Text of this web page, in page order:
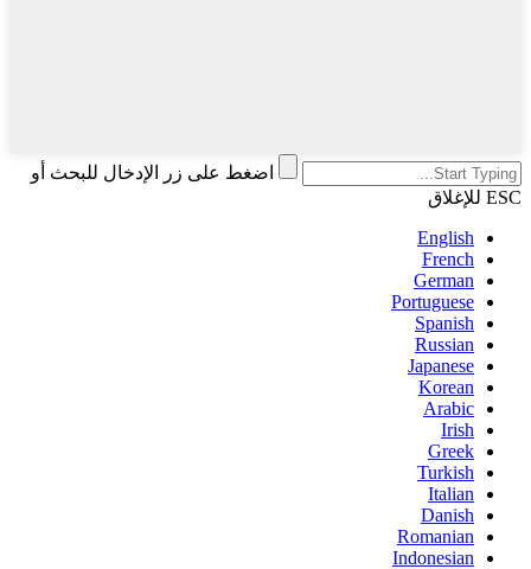
اضغط على زر الإدخال للبحث أو
ESC للإغلاق
English
French
German
Portuguese
Spanish
Russian
Japanese
Korean
Arabic
Irish
Greek
Turkish
Italian
Danish
Romanian
Indonesian